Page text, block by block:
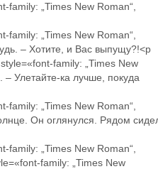
„Times New Roman“,
„Times New Roman“,
– Хотите, и Вас выпущу?!<p
family: „Times New
Улетайте-ка лучше, покуда
„Times New Roman“,
Он оглянулся. Рядом
„Times New Roman“,
family: „Times New